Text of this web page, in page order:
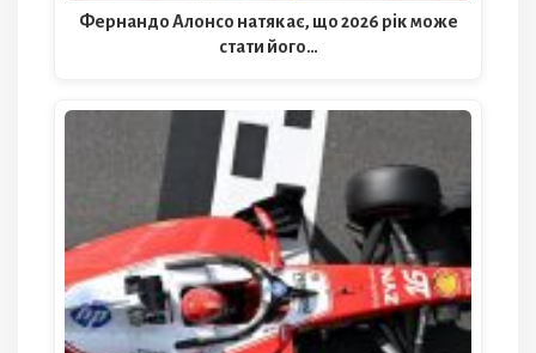
Фернандо Алонсо натякає, що 2026 рік може
стати його…